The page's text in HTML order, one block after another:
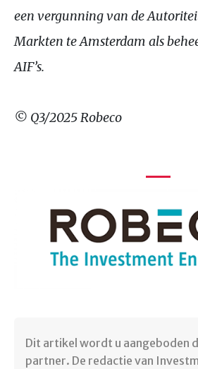
een vergunning van de
Markten te Amsterdam als
AIF’s.
© Q3/2025 Robeco
Dit artikel wordt u aangeboden
partner. De redactie van